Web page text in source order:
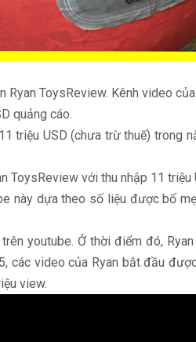
ToysReview. Kênh video
quảng cáo.
triệu USD (chưa trừ thuế) trong
ToysReview với thu nhập 11
này dựa theo số liệu được bố
youtube. Ở thời điểm đó,
các video của Ryan bắt đầu
view.